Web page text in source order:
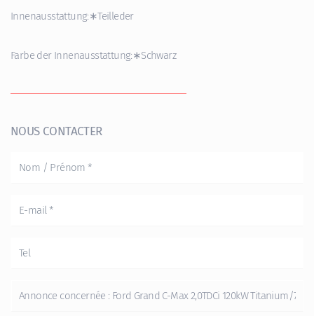
Innenausstattung:∗Teilleder
Farbe der Innenausstattung:∗Schwarz
NOUS CONTACTER